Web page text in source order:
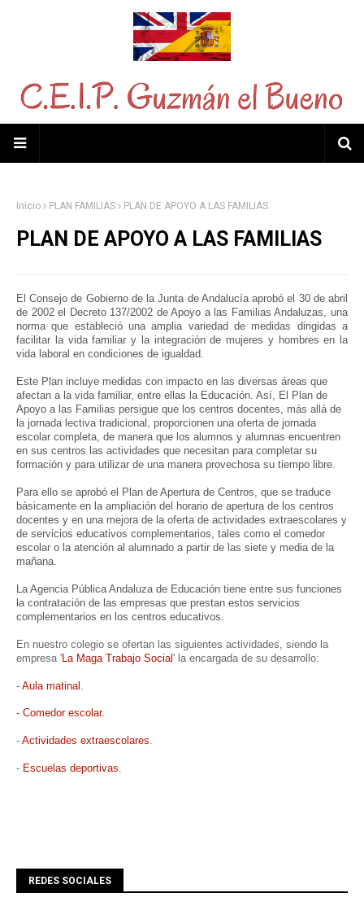
Inicio PLAN FAMILIAS PLAN DE APOYO A LAS FAMILIAS
PLAN DE APOYO A LAS FAMILIAS
El Consejo de Gobierno de la Junta de Andalucía aprobó el 30 de abril
de 2002 el Decreto 137/2002 de Apoyo a las Familias Andaluzas, una
norma que estableció una amplia variedad de medidas dirigidas a
facilitar la vida familiar y la integración de mujeres y hombres en la
vida laboral en condiciones de igualdad.
Este Plan incluye medidas con impacto en las diversas áreas que
afectan a la vida familiar, entre ellas la Educación. Así, El Plan de
Apoyo a las Familias persigue que los centros docentes, más allá de
la jornada lectiva tradicional, proporcionen una oferta de jornada
escolar completa, de manera que los alumnos y alumnas encuentren
en sus centros las actividades que necesitan para completar su
formación y para utilizar de una manera provechosa su tiempo libre.
Para ello se aprobó el Plan de Apertura de Centros, que se traduce
básicamente en la ampliación del horario de apertura de los centros
docentes y en una mejora de la oferta de actividades extraescolares y
de servicios educativos complementarios, tales como el comedor
escolar o la atención al alumnado a partir de las siete y media de la
mañana.
La Agencia Pública Andaluza de Educación tiene entre sus funciones
la contratación de las empresas que prestan estos servicios
complementarios en los centros educativos.
En nuestro colegio se ofertan las siguientes actividades, siendo la
empresa 'La Maga Trabajo Social' la encargada de su desarrollo:
- Aula matinal .
- Comedor escolar.
- Actividades extraescolares.
- Escuelas deportivas.
REDES SOCIALES